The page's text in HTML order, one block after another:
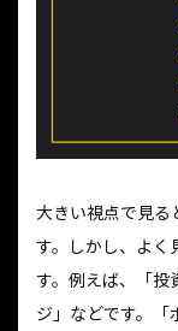
大きい視点で見る
す。しかし、よく
す。例えば、「投
ジ」などです。「